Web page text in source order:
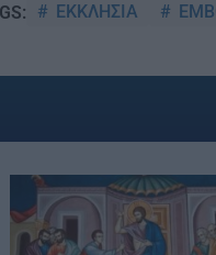
ΕΚΚΛΗΣΙΑ